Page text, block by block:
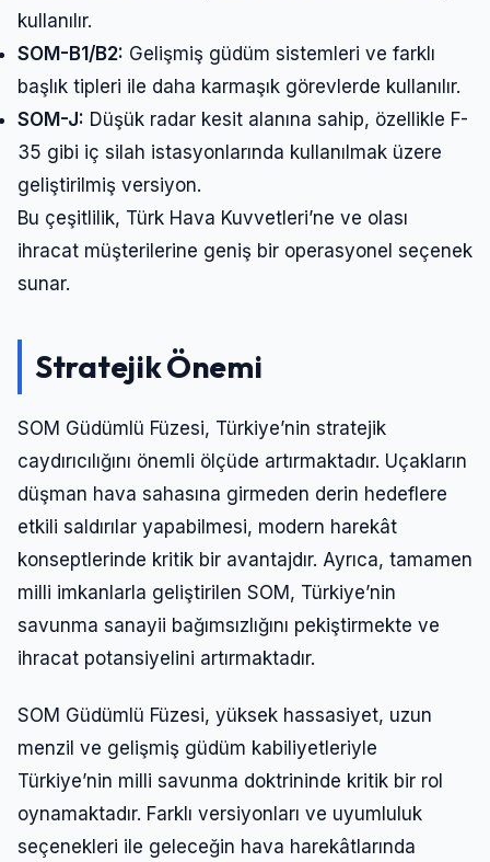
kullanılır.
SOM-B1/B2: Gelişmiş güdüm sistemleri ve farklı
başlık tipleri ile daha karmaşık görevlerde kullanılır.
SOM-J: Düşük radar kesit alanına sahip, özellikle F-
35 gibi iç silah istasyonlarında kullanılmak üzere
geliştirilmiş versiyon.
Bu çeşitlilik, Türk Hava Kuvvetleri’ne ve olası
ihracat müşterilerine geniş bir operasyonel seçenek
sunar.
Stratejik Önemi
SOM Güdümlü Füzesi, Türkiye’nin stratejik
caydırıcılığını önemli ölçüde artırmaktadır. Uçakların
düşman hava sahasına girmeden derin hedeflere
etkili saldırılar yapabilmesi, modern harekât
konseptlerinde kritik bir avantajdır. Ayrıca, tamamen
milli imkanlarla geliştirilen SOM, Türkiye’nin
savunma sanayii bağımsızlığını pekiştirmekte ve
ihracat potansiyelini artırmaktadır.
SOM Güdümlü Füzesi, yüksek hassasiyet, uzun
menzil ve gelişmiş güdüm kabiliyetleriyle
Türkiye’nin milli savunma doktrininde kritik bir rol
oynamaktadır. Farklı versiyonları ve uyumluluk
seçenekleri ile geleceğin hava harekâtlarında